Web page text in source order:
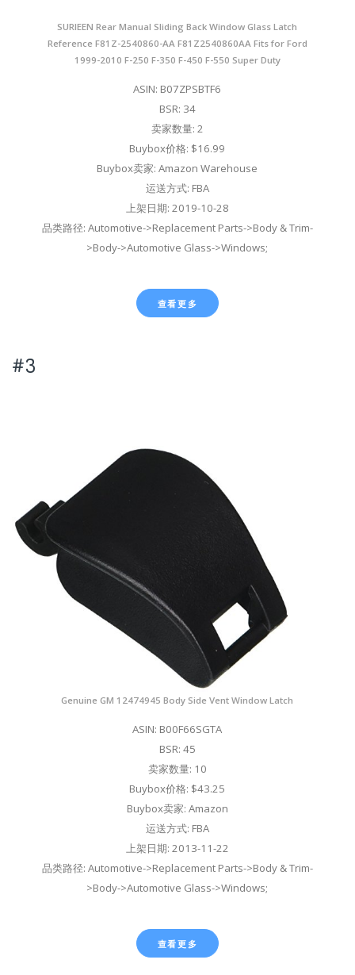
SURIEEN Rear Manual Sliding Back Window Glass Latch
Reference F81Z-2540860-AA F81Z2540860AA Fits for Ford
1999-2010 F-250 F-350 F-450 F-550 Super Duty
ASIN: B07ZPSBTF6
BSR: 34
卖家数量: 2
Buybox价格: $16.99
Buybox卖家: Amazon Warehouse
运送方式: FBA
上架日期: 2019-10-28
品类路径: Automotive->Replacement Parts->Body & Trim-
>Body->Automotive Glass->Windows;
查看更多
#3
Genuine GM 12474945 Body Side Vent Window Latch
ASIN: B00F66SGTA
BSR: 45
卖家数量: 10
Buybox价格: $43.25
Buybox卖家: Amazon
运送方式: FBA
上架日期: 2013-11-22
品类路径: Automotive->Replacement Parts->Body & Trim-
>Body->Automotive Glass->Windows;
查看更多